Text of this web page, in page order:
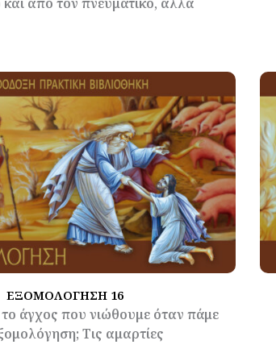
ΕΞΟΜΟΛΟΓΗΣΗ 16
άγχος που νιώθουμε όταν πάμε
Τις αμαρτίες